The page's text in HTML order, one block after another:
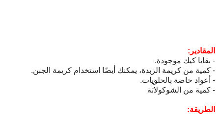
المقادير:
- بقايا كيك موجودة.
- كمية من كريمة الزبدة، يمكنك أيضًا استخدام كريمة الجبن.
- أعواد خاصة بالحلويات.
- كمية من الشوكولاتة
الطريقة: